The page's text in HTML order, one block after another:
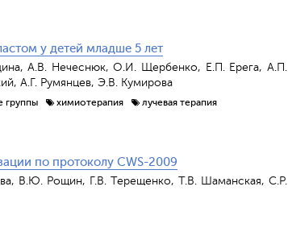
у детей младше 5 лет
А.В. Нечеснюк, О.И. Щербенко, Е.П. Ерега, А.П.
А.Г. Румянцев, Э.В. Кумирова
группы химиотерапия
лучевая терапия
по протоколу CWS-2009
В.Ю. Рощин, Г.В. Терещенко, Т.В. Шаманская, С.Р.